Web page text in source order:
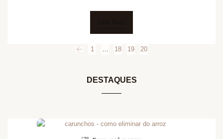
1 … 18 19 20
DESTAQUES